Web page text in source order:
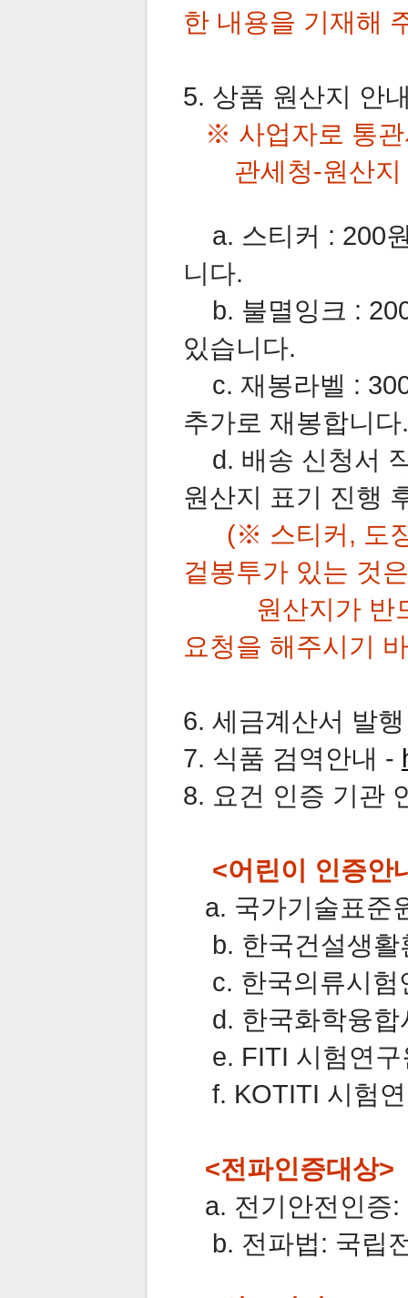
한 내용을 기재해
5. 상품 원산지 안
※ 사업자로 통
관세청-원산
a. 스티커 : 200
니다.
b. 불멸잉크 :
있습니다.
c. 재봉라벨 :
추가로 재봉합니다.
d. 배송 신청서
원산지 표기 진행
(※ 스티커, 도
겉봉투가 있는 것
원산지가 반
요청을 해주시기
6. 세금계산서 발
7. 식품 검역안내 -
8. 요건 인증 기관
<어린이 인증안
a. 국가기술표준
b. 한국건설생
c. 한국의류시
d. 한국화학융
e. FITI 시험연
f. KOTITI 시험
<전파인증대상>
a. 전기안전인증
b. 전파법: 국립